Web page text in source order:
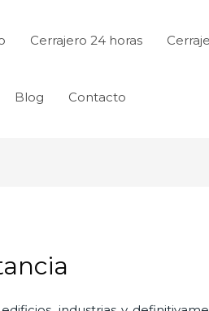
Cerrajero 24 horas
Blog Contacto